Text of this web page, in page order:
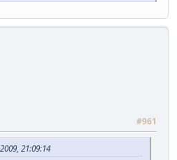
#961
21:09:14